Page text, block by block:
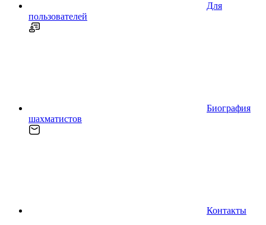
Для
пользователей
Биография
шахматистов
Контакты